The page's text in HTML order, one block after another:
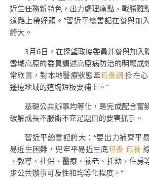
近生任務新特色，出力處理痛點、戰勝難
道路上帶好頭。”習近平總書記在餐與加
誇大。
3月6日，在探望政協委員并餐與加入
雪域高原的委員講述高原病防治的明顯成
常欣喜，對本地醫療狀態牽包養網 掛在心
遙遠地域的這塊短板要補上。”
基礎公共辦事均等化，是完成配合富
破解成長不服衡不充足題目的要害抓手。
習近平總書記誇大：“要出力補齊平
易近生困難，兜牢平易近生底包養 包養
、教導、社保、醫療、養老、托幼、住房
步公共辦事可及性和均等化程度。”